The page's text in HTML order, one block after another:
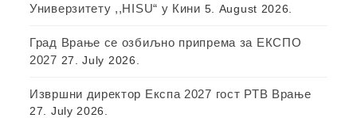
Универзитету ,,HISU“ у Кини 5. August 2026.
Град Врање се озбиљно припрема за ЕКСПО
2027 27. July 2026.
Извршни директор Експа 2027 гост РТВ Врање
27. July 2026.